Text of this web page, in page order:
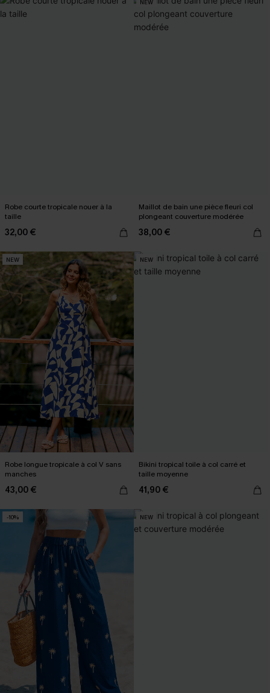
Robe courte tropicale nouer à la
taille
32,00 €
NEW
Maillot de bain une pièce fleuri col
plongeant couverture modérée
38,00 €
NEW
Robe longue tropicale à col V sans
manches
43,00 €
NEW
Bikini tropical toile à col carré et
taille moyenne
41,90 €
-10% NEW